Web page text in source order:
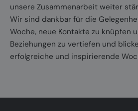
unsere Zusammenarbeit weiter
Wir sind dankbar für die
Woche, neue Kontakte zu knüpfen
Beziehungen zu vertiefen und
erfolgreiche und inspirierende